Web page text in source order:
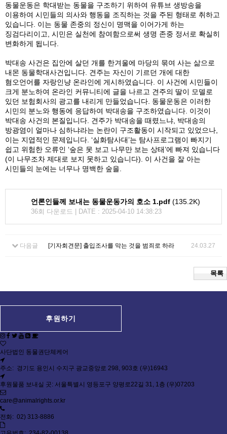
동물운동은 학대받는 동물을 구조하기 위하여 유튜브 생방송을
이용하여 시민들의 의사와 행동을 조직하는 것을 주된 형태로 취하고
있습니다. 이는 동물 존중의 정신이 명맥을 이어가게 하는
징검다리이고, 시민은 실천에 참여함으로써 생명 존중 정서로 확실히
변화하게 됩니다.
박대송 사건은 집안에 살던 개를 한겨울에 마당의 묶여 사는 삶으로
내몬 동물학대사건입니다. 견주는 자신이 기르던 개에 대한
혐오언어를 자랑인냥 온라인에 게시하였습니다. 이 사건에 시민들이
크게 분노하여 온라인 커뮤니티에 글을 나르고 견주의 딸이 모델로
있던 보험회사의 광고를 내리게 만들었습니다. 동물운동은 이러한
시민의 분노와 행동에 응답하여 박대송을 구조하였습니다. 이것이
박대송 사건의 본질입니다. 견주가 박대송을 때렸느냐, 박대송의
방광염이 얼마나 심하냐라는 논란이 구조활동이 시작되고 있었으나,
이는 지엽적인 문제입니다. ‘실화탐사대’는 탐사프로그램이 빠지기
쉽고 위험한 오류인 ‘숲은 못 보고 나무만 보는 상태’에 빠져 있습니다
(이 나무조차 제대로 보지 못하고 있습니다). 이 사건을 잘 아는
시민들의 눈에는 너무나 명백한 숲을.
언론인들께 보내는 동물운동가의 호소 1.pdf (135.2K)
36회 다운로드 | DATE : 2025-04-10 14:38:23
다음글 [기자회견문] 출입조사를 막는 것을 범죄로 하라 24.03.27
목록
후원하기
사단법인 동물권단체케어
주소: 경기도 용인시 수지구 광교중앙로 298, 903호 (우)16943
후원물품 보내실 곳: 서울특별시 영등포구 양평로22길 31, 1층 (우)07203
care@animalrights.or.kr
전화: 02) 313-8886